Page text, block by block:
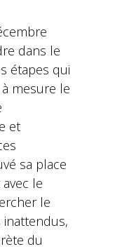
dans le
étapes qui
mesure le
et
sa place
le
le
du